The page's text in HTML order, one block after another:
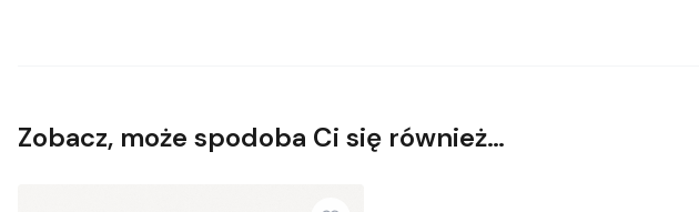
Zobacz, może spodoba Ci się również…